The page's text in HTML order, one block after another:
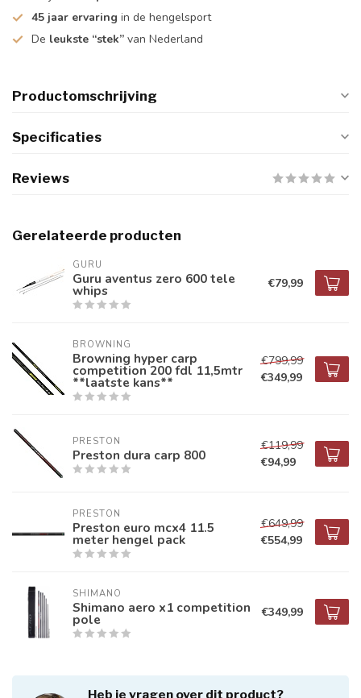
45 jaar ervaring in de hengelsport
De leukste “stek” van Nederland
Productomschrijving
Specificaties
Reviews
Gerelateerde producten
GURU
Guru aventus zero 600 tele
whips €79,99
BROWNING
Browning hyper carp
competition 200 fdl 11,5mtr
**laatste kans**
€799,99
€349,99
PRESTON
Preston dura carp 800
€119,99
€94,99
PRESTON
Preston euro mcx4 11.5
meter hengel pack
€649,99
€554,99
SHIMANO
Shimano aero x1 competition
pole €349,99
Heb je vragen over dit product?